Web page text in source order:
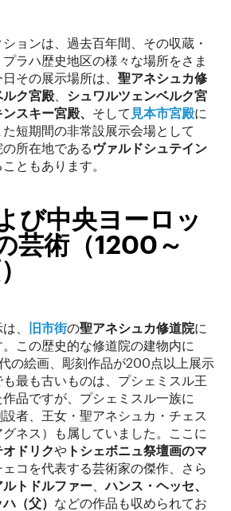
ョンは、過去百年間、その収蔵・
ラハ歴史地区の様々な場所をさま
その展示場所は、 聖アネシュカ修
ルク宮殿、 シュワルツェンベルク宮
スキー宮殿、 そして 見本市宮殿に
短期間の非常設展示会場として
所在地である ヴァルドシュテイン
ともあります。
び中央ヨーロッ
芸術（1200～
）
、 旧市街の聖アネシュカ修道院に
この歴史的な修道院の建物内に
の絵画、彫刻作品が200点以上展示
最も古いものは、プシェミスル王
品ですが、プシェミスル一族に
者、王女・聖アネシュカ・チェス
ネス）も属していました。ここに
ドリクや トシェボニュ祭壇画のマ
コを代表する芸術家の傑作、さら
トドルファー 、ハンス・ヘッセ、
（父） などの作品も収められてお